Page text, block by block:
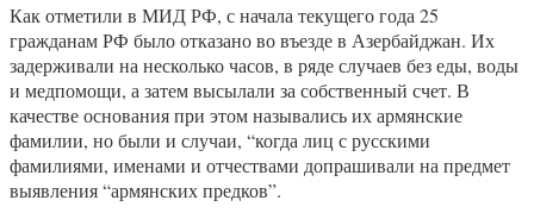
Как отметили в МИД РФ, с начала текущего года 25
гражданам РФ было отказано во въезде в Азербайджан. Их
задерживали на несколько часов, в ряде случаев без еды, воды
и медпомощи, а затем высылали за собственный счет. В
качестве основания при этом назывались их армянские
фамилии, но были и случаи, “когда лиц с русскими
фамилиями, именами и отчествами допрашивали на предмет
выявления “армянских предков”.